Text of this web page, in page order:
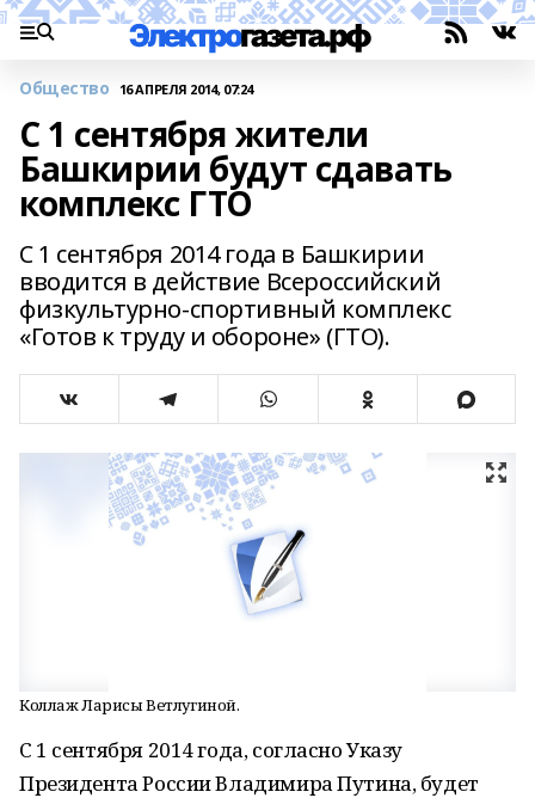
Общество 16 АПРЕЛЯ 2014, 07:24
С 1 сентября жители
Башкирии будут сдавать
комплекс ГТО
С 1 сентября 2014 года в Башкирии
вводится в действие Всероссийский
физкультурно-спортивный комплекс
«Готов к труду и обороне» (ГТО).
Коллаж Ларисы Ветлугиной.
С 1 сентября 2014 года, согласно Указу
Президента России Владимира Путина, будет